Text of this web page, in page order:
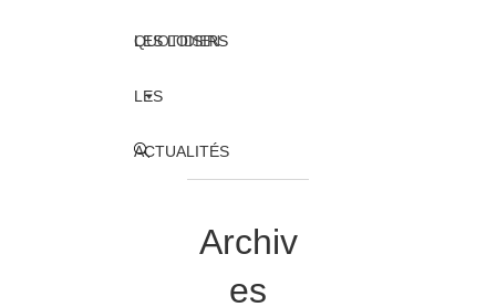
QUOTIDIEN
LES LOISIRS
LES
ACTUALITÉS
Toggle
Archiv
es